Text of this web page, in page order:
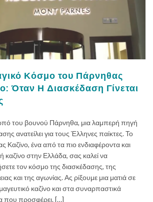
Κόσμο του Πάρνηθας
Όταν Η Διασκέδαση Γίνεται
του βουνού Πάρνηθα, μια λαμπερή πηγή
ανατείλει για τους Έλληνες παίκτες. Το
Καζίνο, ένα από τα πιο ενδιαφέροντα και
καζίνο στην Ελλάδα, σας καλεί να
τον κόσμο της διασκέδασης, της
και της αγωνίας. Ας ρίξουμε μια ματιά σε
καζίνο και στα συναρπαστικά
που προσφέρει. […]